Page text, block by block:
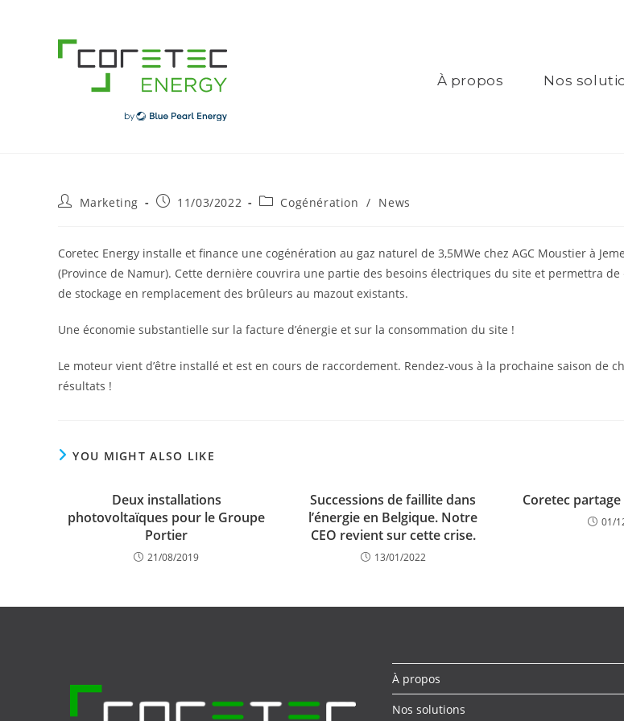
À propos Nos
PostMarketing
Post11/03/2022
PostCogénération / News
Coretec Energy installe et finance une cogénération au gaz naturel de 3,5MWe chez AGC Moustier à
(Province de Namur). Cette dernière couvrira une partie des besoins électriques du site et permettra
de stockage en remplacement des brûleurs au mazout existants.
Une économie substantielle sur la facture d’énergie et sur la consommation du site !
Le moteur vient d’être installé et est en cours de raccordement. Rendez-vous à la prochaine saison de
résultats !
YOU MIGHT ALSO LIKE
Deux installations
photovoltaïques pour le Groupe
Portier
21/08/2019
Successions de faillite dans
l’énergie en Belgique. Notre
CEO revient sur cette crise.
13/01/2022
Coretec
01/
À propos
Nos solutions